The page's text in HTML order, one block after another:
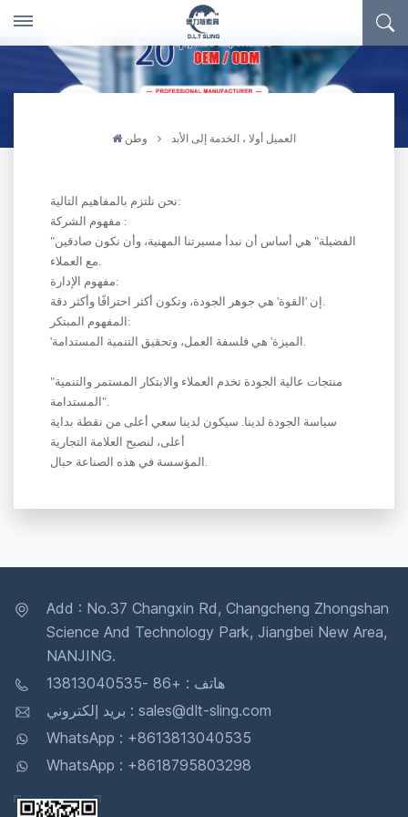
وطن العميل أولا ، الخدمة إلى الأبد
نحن نلتزم بالمفاهيم التالية:
مفهوم الشركة :
"الفضيلة" هي أساس أن نبدأ مسيرتنا المهنية، وأن نكون صادقين
مع العملاء.
مفهوم الإدارة:
إن 'القوة' هي جوهر الجودة، وتكون أكثر احترافًا وأكثر دقة.
المفهوم المبتكر:
'الميزة' هي فلسفة العمل، وتحقيق التنمية المستدامة.
"منتجات عالية الجودة تخدم العملاء والابتكار المستمر والتنمية
المستدامة".
سياسة الجودة لدينا. سيكون لدينا سعي أعلى من نقطة بداية
أعلى، لنصبح العلامة التجارية
المؤسسة في هذه الصناعة حبال.
Add : No.37 Changxin Rd, Changcheng Zhongshan
Science And Technology Park, Jiangbei New Area,
NANJING.
هاتف : +86 -13813040535
بريد إلكتروني : sales@dlt-sling.com
WhatsApp : +8613813040535
WhatsApp : +8618795803298